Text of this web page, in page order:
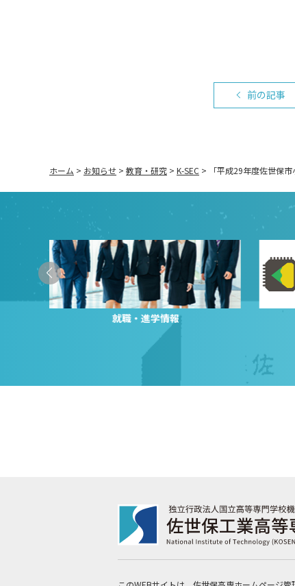
前の記事
ホーム > お知らせ > 教育・研究 > K-SEC > 「平成29年度佐世保
就職・進学情報